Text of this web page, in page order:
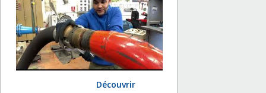
Découvrir